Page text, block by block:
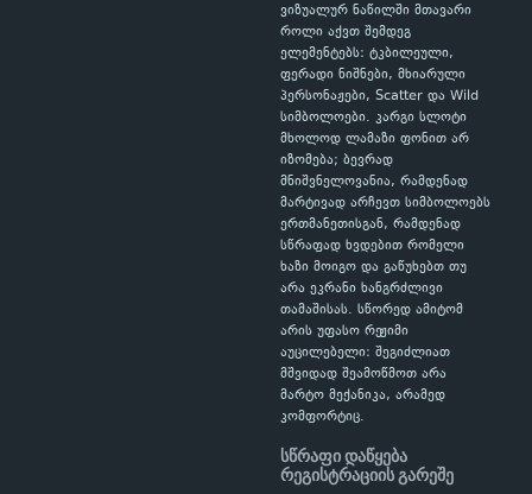
ვიზუალურ ნაწილში მთავარი
როლი აქვთ შემდეგ
ელემენტებს: ტკბილეული,
ფერადი ნიშნები, მხიარული
პერსონაჟები, Scatter და Wild
სიმბოლოები. კარგი სლოტი
მხოლოდ ლამაზი ფონით არ
იზომება; ბევრად
მნიშვნელოვანია, რამდენად
მარტივად არჩევთ სიმბოლოებს
ერთმანეთისგან, რამდენად
სწრაფად ხვდებით რომელი
ხაზი მოიგო და გაწუხებთ თუ
არა ეკრანი ხანგრძლივი
თამაშისას. სწორედ ამიტომ
არის უფასო რეჟიმი
აუცილებელი: შეგიძლიათ
მშვიდად შეამოწმოთ არა
მარტო მექანიკა, არამედ
კომფორტიც.
სწრაფი დაწყება
რეგისტრაციის გარეშე